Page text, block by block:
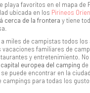
playa favoritos en el mapa de
ubicada en los Pirineos
cerca de la frontera y tiene
miles de campistas todos los
familiares de
y entretenimiento. No
capital europea del camping
puede encontrar en la
campings para todas los